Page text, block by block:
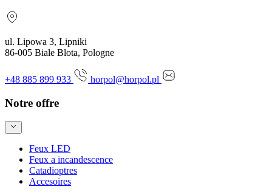
ul. Lipowa 3, Lipniki
86-005 Biale Blota, Pologne
+48 885 899 933 horpol@horpol.pl
Notre offre
Feux LED
Feux a incandescence
Catadioptres
Accesoires